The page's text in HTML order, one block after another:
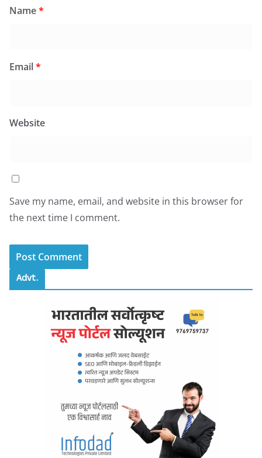
Name*
Email*
Website
Save my name, email, and website in this browser for
the next time I comment.
Advt.